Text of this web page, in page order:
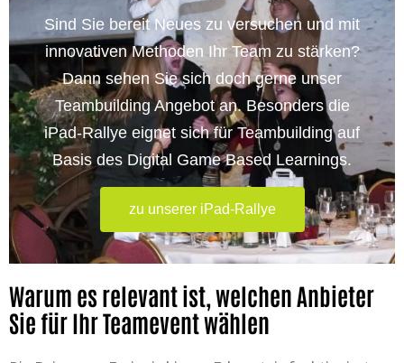
Sind Sie bereit Neues zu versuchen und mit
innovativen Methoden Ihr Team zu stärken?
Dann sehen Sie sich doch gerne unser
Teambuilding Angebot an. Besonders die
iPad-Rallye eignet sich für Teambuilding auf
Basis des Digital Game Based Learnings.
zu unserer iPad-Rallye
Warum es relevant ist, welchen Anbieter
Sie für Ihr Teamevent wählen